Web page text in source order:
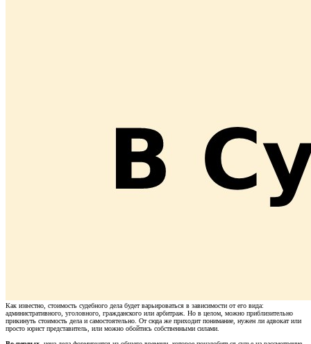
Как известно, стоимость судебного дела будет варьироваться в зависимости от его вида:
административного, уголовного, гражданского или арбитраж. Но в целом, можно приблизительно
прикинуть стоимость дела и самостоятельно. От сюда же приходит понимание, нужен ли адвокат или
просто юрист представитель, или можно обойтись собственными силами.